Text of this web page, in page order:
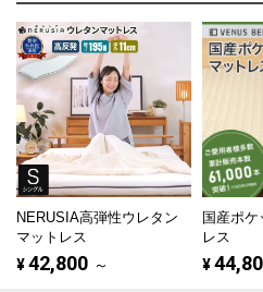
NERUSIA高弾性ウレタン
マットレス
¥42,800 ～
国産ポケ
レス
¥